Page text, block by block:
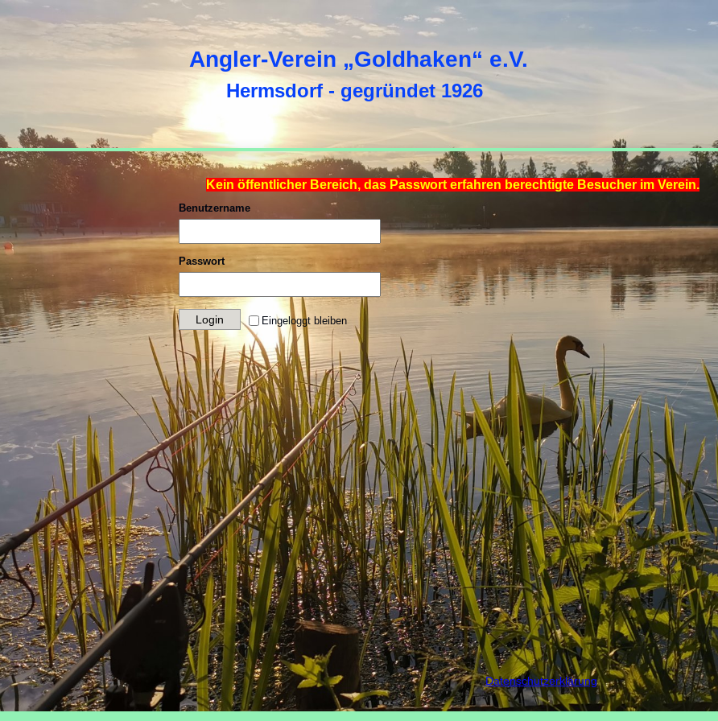
Angler-Verein „Goldhaken“ e.V.
Hermsdorf - gegründet 1926
Kein öffentlicher Bereich, das Passwort erfahren berechtigte Besucher im Verein.
Benutzername
Passwort
Eingeloggt bleiben
Datenschutzerklärung